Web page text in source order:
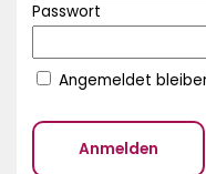
Passwort
Angemeldet